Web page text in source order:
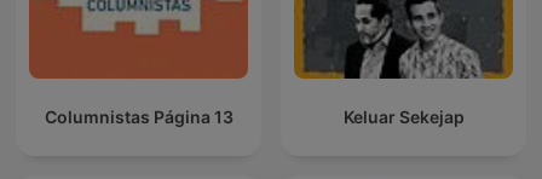
Columnistas Página 13 Keluar Sekejap